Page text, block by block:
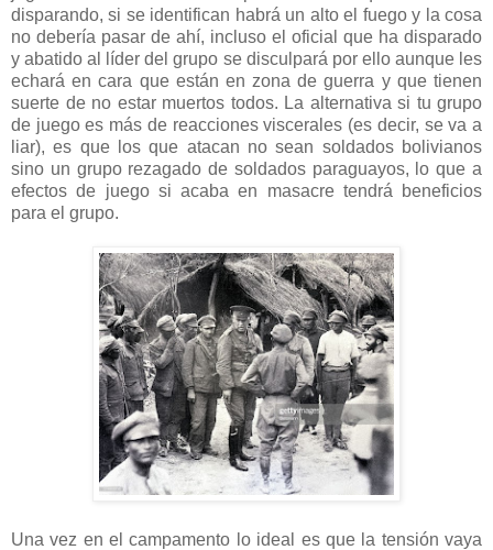
disparando, si se identifican habrá un alto el fuego y la cosa
no debería pasar de ahí, incluso el oficial que ha disparado
y abatido al líder del grupo se disculpará por ello aunque les
echará en cara que están en zona de guerra y que tienen
suerte de no estar muertos todos. La alternativa si tu grupo
de juego es más de reacciones viscerales (es decir, se va a
liar), es que los que atacan no sean soldados bolivianos
sino un grupo rezagado de soldados paraguayos, lo que a
efectos de juego si acaba en masacre tendrá beneficios
para el grupo.
Una vez en el campamento lo ideal es que la tensión vaya